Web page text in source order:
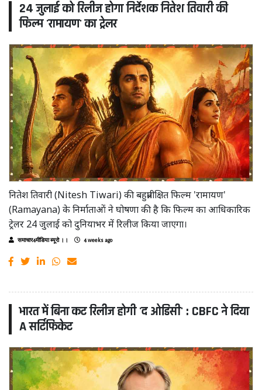
24 जुलाई को रिलीज होगा निर्देशक नितेश तिवारी की
फिल्म 'रामायण' का ट्रेलर
नितेश तिवारी (Nitesh Tiwari) की बहुप्रतीक्षित फिल्म 'रामायण'
(Ramayana) के निर्माताओं ने घोषणा की है कि फिल्म का आधिकारिक
ट्रेलर 24 जुलाई को दुनियाभर में रिलीज किया जाएगा।
समाचार4मीडिया ब्यूरो ।। 4 weeks ago
भारत में बिना कट रिलीज होगी 'द ओडिसी' : CBFC ने दिया
A सर्टिफिकेट